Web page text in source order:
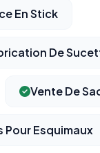
En Stick
De
Vente De
Pour Esquimaux